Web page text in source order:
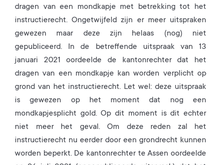
dragen van een mondkapje met betrekking tot het
instructierecht. Ongetwijfeld zijn er meer uitspraken
gewezen maar deze zijn helaas (nog) niet
gepubliceerd. In de betreffende uitspraak van 13
januari 2021 oordeelde de kantonrechter dat het
dragen van een mondkapje kan worden verplicht op
grond van het instructierecht. Let wel: deze uitspraak
is gewezen op het moment dat nog een
mondkapjesplicht gold. Op dit moment is dit echter
niet meer het geval. Om deze reden zal het
instructierecht nu eerder door een grondrecht kunnen
worden beperkt. De kantonrechter te Assen oordeelde